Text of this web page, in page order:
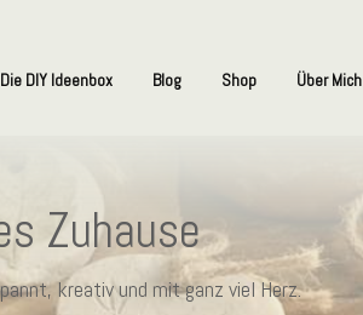
Die DIY Ideenbox Blog Shop Über Mich
Zuhause
kreativ und mit ganz viel Herz.